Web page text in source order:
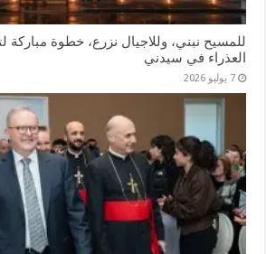
للمسيح نبني، وللاجيال نزرع، خطوة مباركة
العذراء في سيدني
7 يوليو 2026